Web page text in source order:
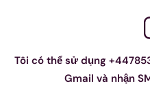
Tôi có thể sử dụng
Gmail và nhận